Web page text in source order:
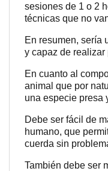
sesiones de 1 o 2
técnicas que no
En resumen, sería
y capaz de realizar
En cuanto al
animal que por
una especie presa
Debe ser fácil de
humano, que
cuerda sin
También debe ser